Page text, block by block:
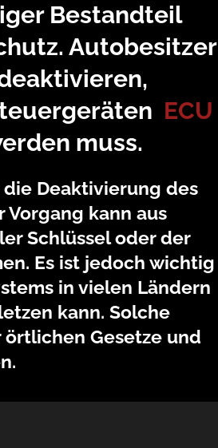
Bestandteil
Autobesitzer
ECU
muss.
Deaktivierung des
Vorgang kann aus
Schlüssel oder der
Es ist jedoch wichtig
in vielen Ländern
kann. Solche
Gesetze und